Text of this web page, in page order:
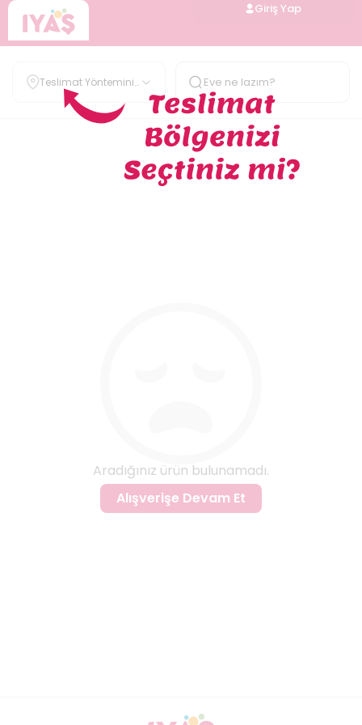
Giriş Yap
Teslimat Yöntemini
Belirle
Aradığınız ürün bulunamadı.
Alışverişe Devam Et